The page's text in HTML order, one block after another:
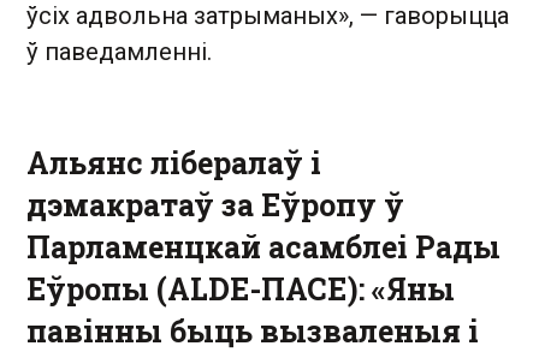
ўсіх адвольна затрыманых», — гаворыцца
ў паведамленні.
Альянс лібералаў і
дэмакратаў за Еўропу ў
Парламенцкай асамблеі Рады
Еўропы (ALDE-ПАСЕ): «Яны
павінны быць вызваленыя і